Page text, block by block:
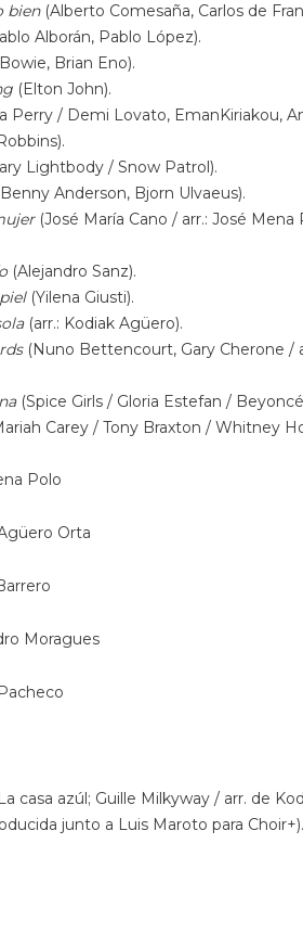
bien(Alberto Comesaña, Carlos de
Alborán, Pablo López).
Brian Eno).
(Elton John).
Perry / Demi Lovato, EmanKiriakou,
Lightbody/ Snow Patrol).
Benny Anderson, Bjorn Ulvaeus).
(José María Cano / arr.: José Mena
(Alejandro Sanz).
(Yilena Giusti).
(arr.: Kodiak Agüero).
(Nuno Bettencourt, Gary Cherone /
(Spice Girls / Gloria Estefan /
Carey / Tony Braxton / Whitney
Polo
Orta
Moragues
casa azúl; Guille Milkyway/ arr. de
junto a Luis Maroto para Choir+).